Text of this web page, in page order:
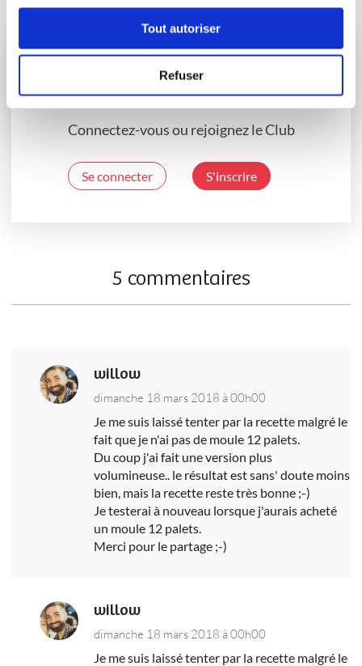
Tout autoriser
Refuser
Vous souhaitez commenter cette recette
?
Connectez-vous ou rejoignez le Club
Se connecter S'inscrire
5 commentaires
willow
dimanche 18 mars 2018 à 00h00
Je me suis laissé tenter par la recette malgré le
fait que je n'ai pas de moule 12 palets.
Du coup j'ai fait une version plus
volumineuse.. le résultat est sans' doute moins
bien, mais la recette reste très bonne ;-)
Je testerai à nouveau lorsque j'aurais acheté
un moule 12 palets.
Merci pour le partage ;-)
willow
dimanche 18 mars 2018 à 00h00
Je me suis laissé tenter par la recette malgré le